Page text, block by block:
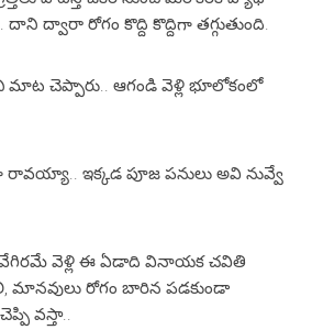
దాని ద్వారా రోగం కొద్ది కొద్దిగా తగ్గుతుంది.
మాట చెప్పారు.. ఆగండి వెళ్లి భూలోకంలో
రావయ్యా.. ఇక్కడ పూజ పనులు అవి నువ్వే
వేగిరమే వెళ్లి ఈ ఏడాది వినాయక చవితి
మానవులు రోగం బారిన పడకుండా
వస్తా..